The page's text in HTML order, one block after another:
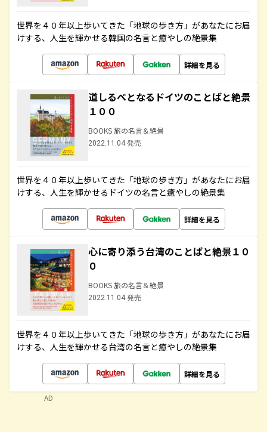
世界を４０年以上歩いてきた「地球の歩き方」があなたにお届
けする、人生を輝かせる韓国の名言と癒やしの絶景集
詳細を見る
道しるべとなるドイツのことばと絶景
１００
BOOKS 旅の名言＆絶景
2022.11.04 発売
世界を４０年以上歩いてきた「地球の歩き方」があなたにお届
けする、人生を輝かせるドイツの名言と癒やしの絶景集
詳細を見る
心に寄り添う台湾のことばと絶景１０
０
BOOKS 旅の名言＆絶景
2022.11.04 発売
世界を４０年以上歩いてきた「地球の歩き方」があなたにお届
けする、人生を輝かせる台湾の名言と癒やしの絶景集
詳細を見る
AD